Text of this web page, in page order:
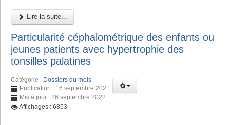
Lire la suite...
Particularité céphalométrique des enfants ou
jeunes patients avec hypertrophie des
tonsilles palatines
Catégorie : Dossiers du mois
Publication : 16 septembre 2021
Mis à jour : 26 septembre 2022
Affichages : 6853